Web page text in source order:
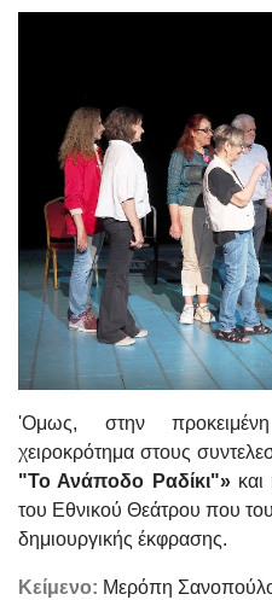
'Ομως, στην
χειροκρότημα στους
"Το Ανάποδο Ραδίκι"»και
του Εθνικού Θεάτρου που
δημιουργικής έκφρασης.
Κείμενο: Μερόπη